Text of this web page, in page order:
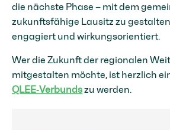
die nächste Phase – mit dem
zukunftsfähige Lausitz zu
engagiert und wirkungsorientiert.
Wer die Zukunft der regionalen
mitgestalten möchte, ist herzlich
QLEE‑Verbundszu werden.